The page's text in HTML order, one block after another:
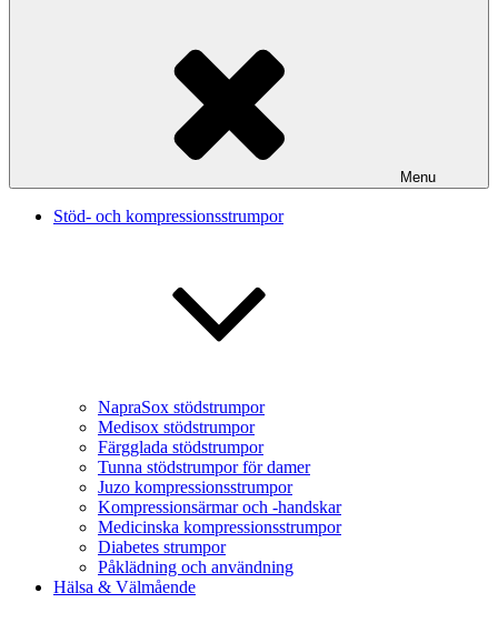
Menu
Stöd- och kompressionsstrumpor
NapraSox stödstrumpor
Medisox stödstrumpor
Färgglada stödstrumpor
Tunna stödstrumpor för damer
Juzo kompressionsstrumpor
Kompressionsärmar och -handskar
Medicinska kompressionsstrumpor
Diabetes strumpor
Påklädning och användning
Hälsa & Välmående